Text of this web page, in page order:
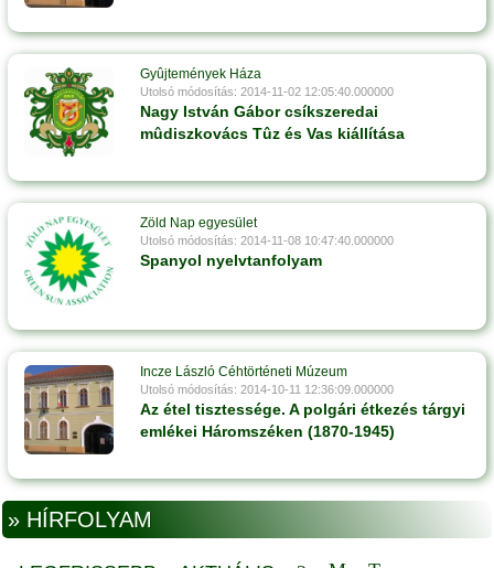
Gyûjtemények Háza
Utolsó módosítás: 2014-11-02 12:05:40.000000
Nagy István Gábor csíkszeredai
mûdiszkovács Tûz és Vas kiállítása
Zöld Nap egyesület
Utolsó módosítás: 2014-11-08 10:47:40.000000
Spanyol nyelvtanfolyam
Incze László Céhtörténeti Múzeum
Utolsó módosítás: 2014-10-11 12:36:09.000000
Az étel tisztessége. A polgári étkezés tárgyi
emlékei Háromszéken (1870-1945)
» HÍRFOLYAM